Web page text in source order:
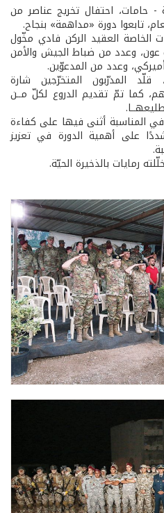
حامات، احتفال تخريج عناصر من
تابعوا دورة «مداهمة» بنجاح.
الخاصة العقيد الركن فادي مخّول
عون، وعدد من ضباط الجيش والأمن
وعدد من المدعوّين.
قلّد المدرّبون المتخرّجين شارة
كما تمّ تقديم الدروع لكلّ مــن
المناسبة أثنى فيها على كفاءة
على أهمية الدورة في تعزيز
رمايات بالذخيرة الحيّة.